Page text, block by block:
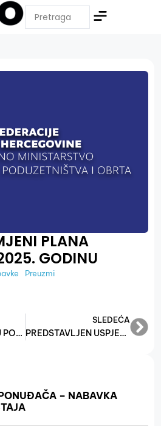
PLANA
GODINU
Preuzmi
ODLUKA O IZBORU PONUĐAČA ZA AUTO GUME ZA SLUŽBENO VOZILO
SLEDEĆA
PREDSTAVLJEN USPJEŠAN RAD VLADE FBIH – ČETIRI PUTA VIŠE SREDSTAVA ZA MIKRO, MALA I SREDNJA PREDUZEĆA
– NABAVKA